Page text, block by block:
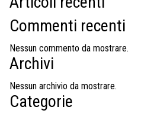
MOSTRE
EVENTI
PALAZZO DELLE MUSE
Commenti recenti
Nessun commento da mostrare.
Archivi
Nessun archivio da mostrare.
Categorie